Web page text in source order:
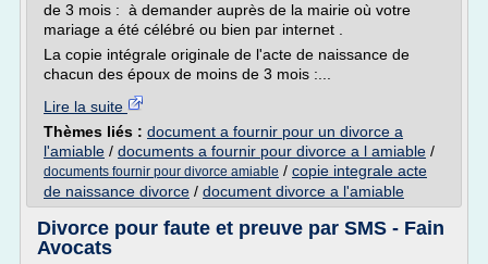
de 3 mois : à demander auprès de la mairie où votre
mariage a été célébré ou bien par internet .
La copie intégrale originale de l'acte de naissance de
chacun des époux de moins de 3 mois :...
Lire la suite
Thèmes liés : document a fournir pour un divorce a
l'amiable / documents a fournir pour divorce a l amiable /
documents fournir pour divorce amiable / copie integrale acte
de naissance divorce / document divorce a l'amiable
Divorce pour faute et preuve par SMS - Fain
Avocats